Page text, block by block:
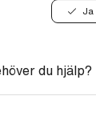
Ja
du hjälp?